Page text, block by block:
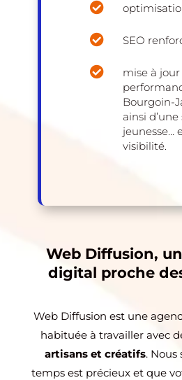

 SEO

mise à
Bourgoin-
ainsi
jeunesse…
visibilité.
Web Diffusion,
digital proche
Web Diffusion est une
habituée à travailler avec
artisans et créatifs. Nous
temps est précieux et que